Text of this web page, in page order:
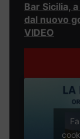
Bar Sicilia,
dal nuovo
VIDEO